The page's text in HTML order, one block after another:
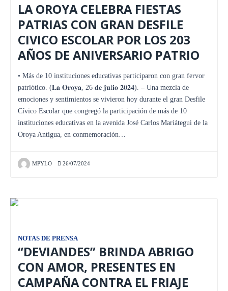
LA OROYA CELEBRA FIESTAS
PATRIAS CON GRAN DESFILE
CIVICO ESCOLAR POR LOS 203
AÑOS DE ANIVERSARIO PATRIO
• Más de 10 instituciones educativas participaron con gran fervor
patriótico. (𝐋𝐚 𝐎𝐫𝐨𝐲𝐚, 26 𝐝𝐞 𝐣𝐮l𝐢𝐨 𝟐𝟎𝟐𝟒). – Una mezcla de
emociones y sentimientos se vivieron hoy durante el gran Desfile
Cívico Escolar que congregó la participación de más de 10
instituciones educativas en la avenida José Carlos Mariátegui de la
Oroya Antigua, en conmemoración…
MPYLO 26/07/2024
NOTAS DE PRENSA
“DEVIANDES” BRINDA ABRIGO
CON AMOR, PRESENTES EN
CAMPAÑA CONTRA EL FRIAJE